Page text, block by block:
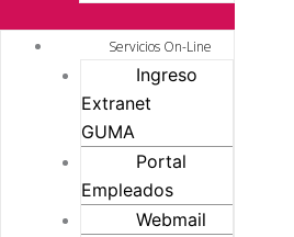
Servicios On-Line
Ingreso
Extranet
GUMA
Portal
Empleados
Webmail